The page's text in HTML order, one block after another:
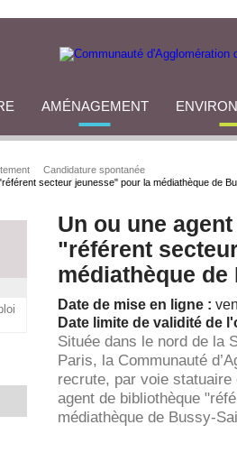
AMÉNAGEMENT
Candidature spontanée
secteur jeunesse" pour la médiathèque de
Un ou une
"référent
médiathèque
Date de mise en ligne :
Date limite de validité de
Située dans le nord de la
Paris, la Communauté
recrute, par voie
agent de bibliothèque
médiathèque de Bussy-